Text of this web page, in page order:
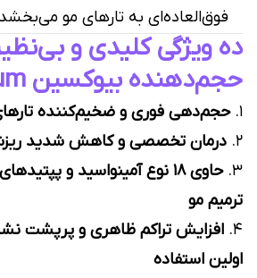
فوق‌العاده‌ای به تارهای مو
ده ویژگی کلیدی و
حجم‌دهنده بیوکسین Quantum
۱. حجم‌دهی فوری و ضخیم‌کننده
۲. درمان تخصصی و کاهش شدید
۳.
حاوی ۱۸ نوع آمینواسید و
ترمیم مو
۴. افزایش تراکم ظاهری و پرپشت
اولین استفاده